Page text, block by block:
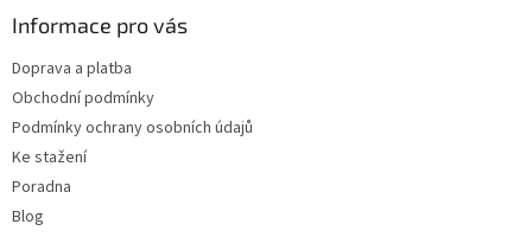
Informace pro vás
Doprava a platba
Obchodní podmínky
Podmínky ochrany osobních údajů
Ke stažení
Poradna
Blog